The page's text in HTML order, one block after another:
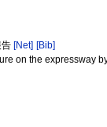
[Net] [Bib]
on the expressway